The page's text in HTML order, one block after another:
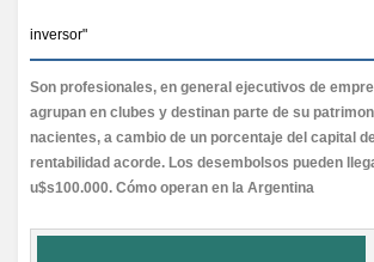
inversor"
Son profesionales, en general ejecutivos de
agrupan en clubes y destinan parte de su
nacientes, a cambio de un porcentaje del capital
rentabilidad acorde. Los desembolsos pueden
u$s100.000. Cómo operan en la Argentina